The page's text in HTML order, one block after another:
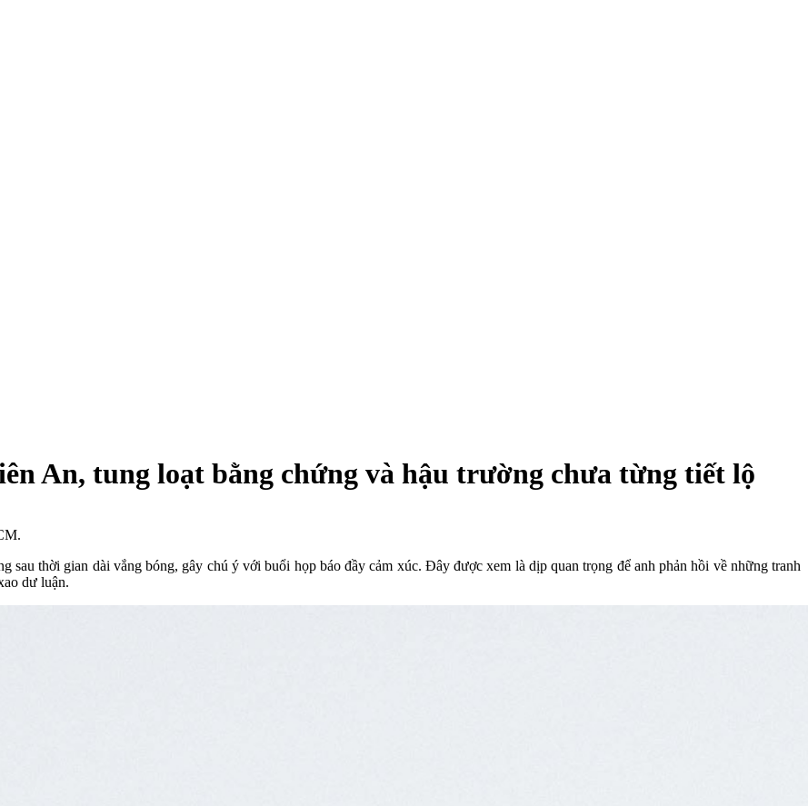
An, tung loạt bằng chứng và hậu trường chưa từng tiết lộ
sau thời gian dài vắng bóng, gây chú ý với buổi họp báo đầy cảm xúc. Đây được xem là dịp quan trọng để anh phản hồi về những tranh
dư luận.